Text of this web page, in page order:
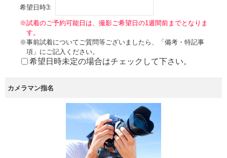
希望日時3:
※試着のご予約可能日は、撮影ご希望日の1週間前までとなりま
す。
※事前試着についてご質問等ございましたら、「備考・特記事
項」にご記入ください。
希望日時未定の場合はチェックして下さい。
カメラマン指名